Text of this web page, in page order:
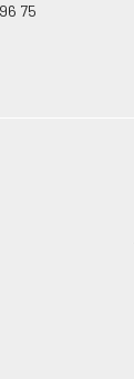
75